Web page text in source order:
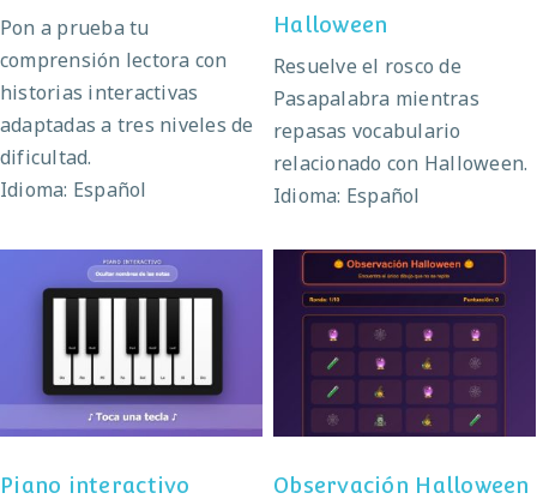
Pon a prueba tu
comprensión lectora con
historias interactivas
adaptadas a tres niveles de
dificultad.
Idioma: Español
Halloween
Resuelve el rosco de
Pasapalabra mientras
repasas vocabulario
relacionado con Halloween.
Idioma: Español
Piano interactivo
Piano interactivo
Observación
Halloween
Observación Halloween